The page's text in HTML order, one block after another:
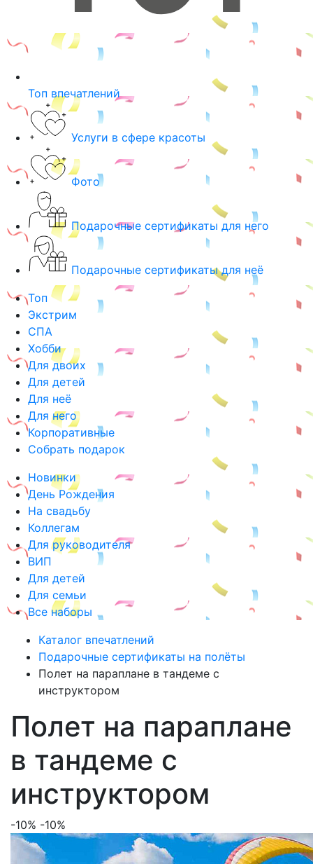
Топ впечатлений
Услуги в сфере красоты
Фото
Подарочные сертификаты для него
Подарочные сертификаты для неё
Топ
Экстрим
СПА
Хобби
Для двоих
Для детей
Для неё
Для него
Корпоративные
Собрать подарок
Новинки
День Рождения
На свадьбу
Коллегам
Для руководителя
ВИП
Для детей
Для семьи
Все наборы
Каталог впечатлений
Подарочные сертификаты на полёты
Полет на параплане в тандеме с
инструктором
Полет на параплане
в тандеме с
инструктором
-10% -10%